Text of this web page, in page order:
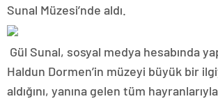
Sunal Müzesi’nde aldı.
Gül Sunal, sosyal medya hesabında
Haldun Dormen’in müzeyi büyük bir
aldığını, yanına gelen tüm